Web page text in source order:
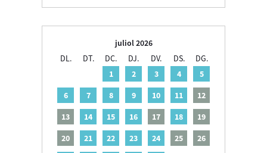
juliol 2026
DL.
DT. DC. DJ. DV. DS.
DG.
1
2 3 4
5
6
7 8 9 10 11
12
13
14 15 16 17 18
19
20
21 22 23 24 25
26